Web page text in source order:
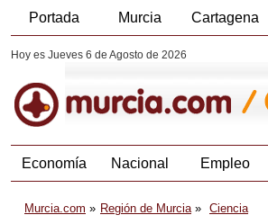
Portada Murcia Cartagena
Hoy es Jueves 6 de Agosto de 2026
Economía Nacional Empleo
Murcia.com Región de Murcia Ciencia